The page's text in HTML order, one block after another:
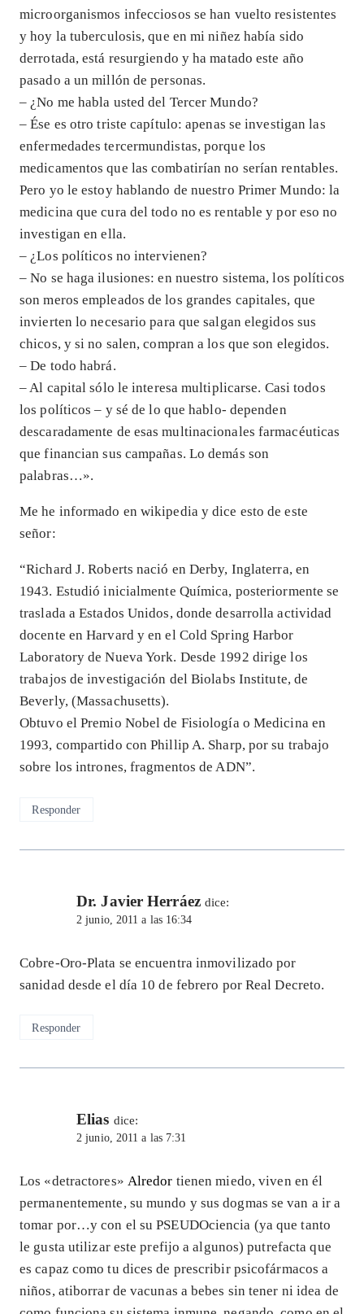
microorganismos infecciosos se han vuelto resistentes
y hoy la tuberculosis, que en mi niñez había sido
derrotada, está resurgiendo y ha matado este año
pasado a un millón de personas.
– ¿No me habla usted del Tercer Mundo?
– Ése es otro triste capítulo: apenas se investigan las
enfermedades tercermundistas, porque los
medicamentos que las combatirían no serían rentables.
Pero yo le estoy hablando de nuestro Primer Mundo: la
medicina que cura del todo no es rentable y por eso no
investigan en ella.
– ¿Los políticos no intervienen?
– No se haga ilusiones: en nuestro sistema, los políticos
son meros empleados de los grandes capitales, que
invierten lo necesario para que salgan elegidos sus
chicos, y si no salen, compran a los que son elegidos.
– De todo habrá.
– Al capital sólo le interesa multiplicarse. Casi todos
los políticos – y sé de lo que hablo- dependen
descaradamente de esas multinacionales farmacéuticas
que financian sus campañas. Lo demás son
palabras…».
Me he informado en wikipedia y dice esto de este
señor:
“Richard J. Roberts nació en Derby, Inglaterra, en
1943. Estudió inicialmente Química, posteriormente se
traslada a Estados Unidos, donde desarrolla actividad
docente en Harvard y en el Cold Spring Harbor
Laboratory de Nueva York. Desde 1992 dirige los
trabajos de investigación del Biolabs Institute, de
Beverly, (Massachusetts).
Obtuvo el Premio Nobel de Fisiología o Medicina en
1993, compartido con Phillip A. Sharp, por su trabajo
sobre los intrones, fragmentos de ADN”.
Responder
Dr. Javier Herráez dice:
2 junio, 2011 a las 16:34
Cobre-Oro-Plata se encuentra inmovilizado por
sanidad desde el día 10 de febrero por Real Decreto.
Responder
Elias dice:
2 junio, 2011 a las 7:31
Los «detractores» Alredor tienen miedo, viven en él
permanentemente, su mundo y sus dogmas se van a ir a
tomar por…y con el su PSEUDOciencia (ya que tanto
le gusta utilizar este prefijo a algunos) putrefacta que
es capaz como tu dices de prescribir psicofármacos a
niños, atiborrar de vacunas a bebes sin tener ni idea de